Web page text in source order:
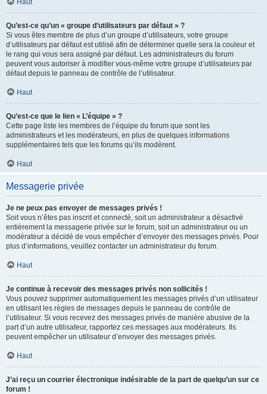
Haut
Qu’est-ce qu’un « groupe d’utilisateurs par défaut » ?
Si vous êtes membre de plus d’un groupe d’utilisateurs, votre groupe
d’utilisateurs par défaut est utilisé afin de déterminer quelle sera la couleur et
le rang qui vous sera assigné par défaut. Les administrateurs du forum
peuvent vous autoriser à modifier vous-même votre groupe d’utilisateurs par
défaut depuis le panneau de contrôle de l’utilisateur.
Haut
Qu’est-ce que le lien « L’équipe » ?
Cette page liste les membres de l’équipe du forum que sont les
administrateurs et les modérateurs, en plus de quelques informations
supplémentaires tels que les forums qu’ils modèrent.
Haut
Messagerie privée
Je ne peux pas envoyer de messages privés !
Soit vous n’êtes pas inscrit et connecté, soit un administrateur a désactivé
entièrement la messagerie privée sur le forum, soit un administrateur ou un
modérateur a décidé de vous empêcher d’envoyer des messages privés. Pour
plus d’informations, veuillez contacter un administrateur du forum.
Haut
Je continue à recevoir des messages privés non sollicités !
Vous pouvez supprimer automatiquement les messages privés d’un utilisateur
en utilisant les règles de messages depuis le panneau de contrôle de
l’utilisateur. Si vous recevez des messages privés de manière abusive de la
part d’un autre utilisateur, rapportez ces messages aux modérateurs. Ils
peuvent empêcher un utilisateur d’envoyer des messages privés.
Haut
J’ai reçu un courrier électronique indésirable de la part de quelqu’un sur ce
forum !